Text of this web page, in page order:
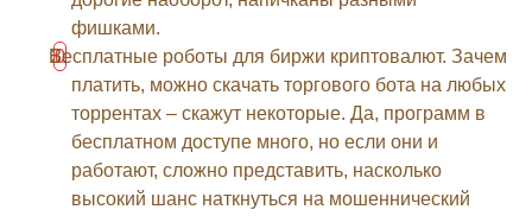
фишками.
Бесплатные роботы для биржи криптовалют. Зачем
платить, можно скачать торгового бота на любых
торрентах – скажут некоторые. Да, программ в
бесплатном доступе много, но если они и
работают, сложно представить, насколько
высокий шанс наткнуться на мошеннический